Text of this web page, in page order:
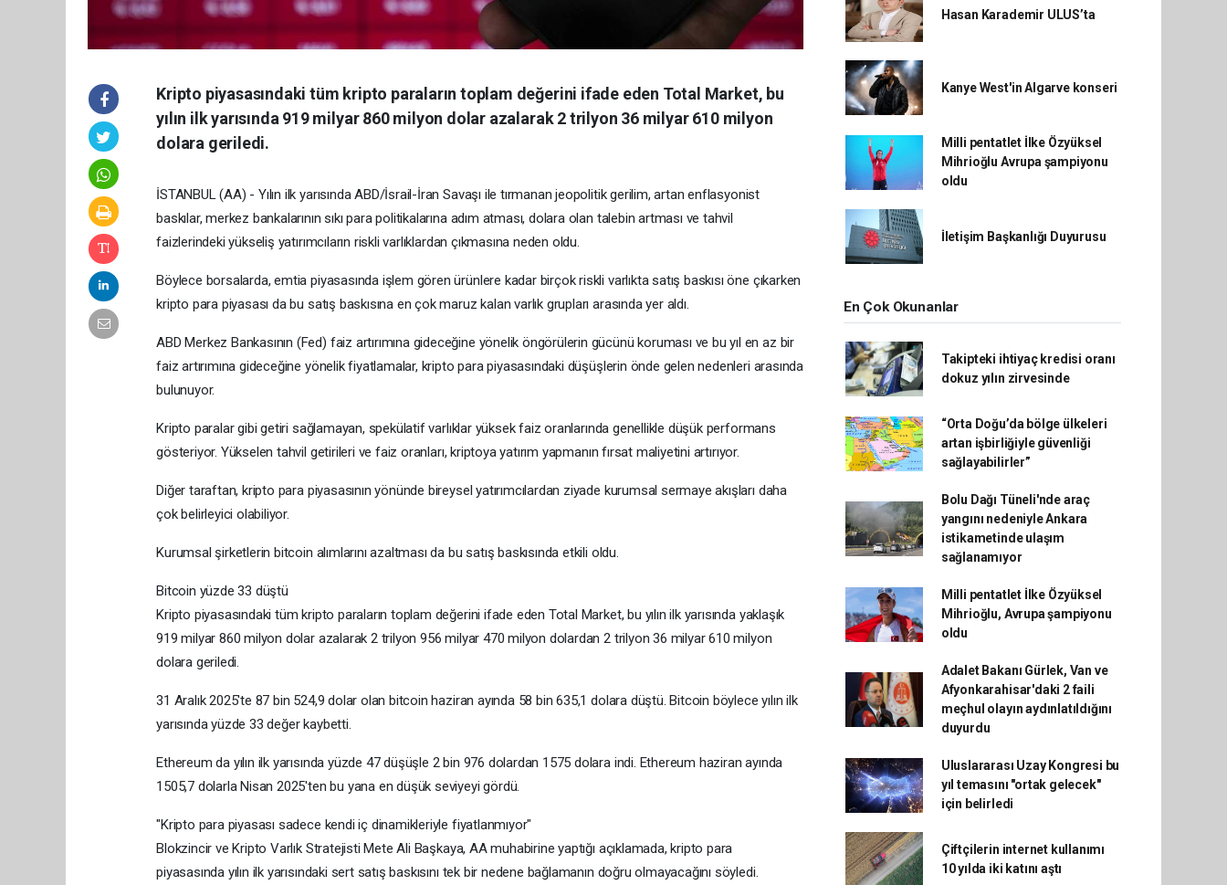
Kripto piyasasındaki tüm kripto paraların toplam değerini ifade eden Total Market, bu
yılın ilk yarısında 919 milyar 860 milyon dolar azalarak 2 trilyon 36 milyar 610 milyon
dolara geriledi.
İSTANBUL (AA) - Yılın ilk yarısında ABD/İsrail-İran Savaşı ile tırmanan jeopolitik gerilim, artan enflasyonist
baskılar, merkez bankalarının sıkı para politikalarına adım atması, dolara olan talebin artması ve tahvil
faizlerindeki yükseliş yatırımcıların riskli varlıklardan çıkmasına neden oldu.
Böylece borsalarda, emtia piyasasında işlem gören ürünlere kadar birçok riskli varlıkta satış baskısı öne çıkarken
kripto para piyasası da bu satış baskısına en çok maruz kalan varlık grupları arasında yer aldı.
ABD Merkez Bankasının (Fed) faiz artırımına gideceğine yönelik öngörülerin gücünü koruması ve bu yıl en az bir
faiz artırımına gideceğine yönelik fiyatlamalar, kripto para piyasasındaki düşüşlerin önde gelen nedenleri arasında
bulunuyor.
Kripto paralar gibi getiri sağlamayan, spekülatif varlıklar yüksek faiz oranlarında genellikle düşük performans
gösteriyor. Yükselen tahvil getirileri ve faiz oranları, kriptoya yatırım yapmanın fırsat maliyetini artırıyor.
Diğer taraftan, kripto para piyasasının yönünde bireysel yatırımcılardan ziyade kurumsal sermaye akışları daha
çok belirleyici olabiliyor.
Kurumsal şirketlerin bitcoin alımlarını azaltması da bu satış baskısında etkili oldu.
Bitcoin yüzde 33 düştü
Kripto piyasasındaki tüm kripto paraların toplam değerini ifade eden Total Market, bu yılın ilk yarısında yaklaşık
919 milyar 860 milyon dolar azalarak 2 trilyon 956 milyar 470 milyon dolardan 2 trilyon 36 milyar 610 milyon
dolara geriledi.
31 Aralık 2025'te 87 bin 524,9 dolar olan bitcoin haziran ayında 58 bin 635,1 dolara düştü. Bitcoin böylece yılın ilk
yarısında yüzde 33 değer kaybetti.
Ethereum da yılın ilk yarısında yüzde 47 düşüşle 2 bin 976 dolardan 1575 dolara indi. Ethereum haziran ayında
1505,7 dolarla Nisan 2025'ten bu yana en düşük seviyeyi gördü.
"Kripto para piyasası sadece kendi iç dinamikleriyle fiyatlanmıyor"
​​​​​​​Blokzincir ve Kripto Varlık Stratejisti Mete Ali Başkaya, AA muhabirine yaptığı açıklamada, kripto para
piyasasında yılın ilk yarısındaki sert satış baskısını tek bir nedene bağlamanın doğru olmayacağını söyledi.
Hasan Karademir ULUS’ta
Kanye West'in Algarve konseri
Milli pentatlet İlke Özyüksel
Mihrioğlu Avrupa şampiyonu
oldu
İletişim Başkanlığı Duyurusu
En Çok Okunanlar
Takipteki ihtiyaç kredisi oranı
dokuz yılın zirvesinde
“Orta Doğu’da bölge ülkeleri
artan işbirliğiyle güvenliği
sağlayabilirler”
Bolu Dağı Tüneli'nde araç
yangını nedeniyle Ankara
istikametinde ulaşım
sağlanamıyor
Milli pentatlet İlke Özyüksel
Mihrioğlu, Avrupa şampiyonu
oldu
Adalet Bakanı Gürlek, Van ve
Afyonkarahisar'daki 2 faili
meçhul olayın aydınlatıldığını
duyurdu
Uluslararası Uzay Kongresi bu
yıl temasını "ortak gelecek"
için belirledi
Çiftçilerin internet kullanımı
10 yılda iki katını aştı